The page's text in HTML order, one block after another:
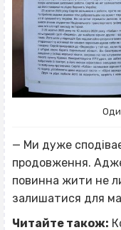
— Ми дуже
продовження.
повинна жити не
залишатися для
Читайте також: